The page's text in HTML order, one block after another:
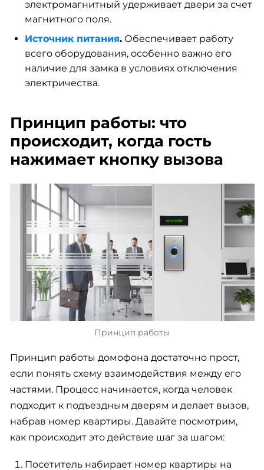
электромагнитный удерживает двери за счет
магнитного поля.
Источник питания.Обеспечивает работу
всего оборудования, особенно важно его
наличие для замка в условиях отключения
электричества.
Принцип работы: что
происходит, когда гость
нажимает кнопку вызова
Принцип работы
Принцип работы домофона достаточно прост,
если понять схему взаимодействия между его
частями. Процесс начинается, когда человек
подходит к подъездным дверям и делает вызов,
набрав номер квартиры. Давайте посмотрим,
как происходит это действие шаг за шагом:
Посетитель набирает номер квартиры на